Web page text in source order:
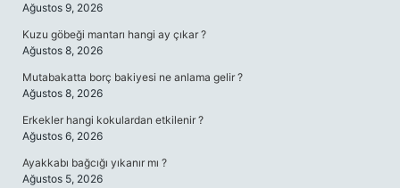
Ağustos 9, 2026
Kuzu göbeği mantarı hangi ay çıkar ?
Ağustos 8, 2026
Mutabakatta borç bakiyesi ne anlama gelir ?
Ağustos 8, 2026
Erkekler hangi kokulardan etkilenir ?
Ağustos 6, 2026
Ayakkabı bağcığı yıkanır mı ?
Ağustos 5, 2026